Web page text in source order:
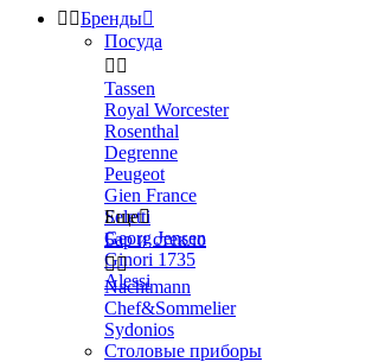
 Бренды
Посуда
 
Tassen
Royal Worcester
Rosenthal
Degrenne
Peugeot
Gien France
Seletti
Georg Jensen
Ginori 1735
Alessi
Еще
Бар и стекло

Nachtmann
Chef&Sommelier
Sydonios
Столовые приборы